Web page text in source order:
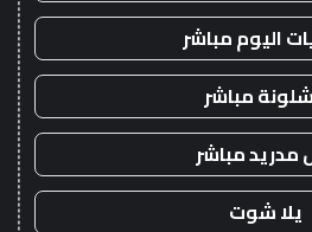
اليوم مباشر
مباشر
مدريد مباشر
يلا شوت